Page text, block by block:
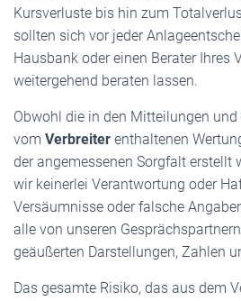
Kursverluste bis hin zum
sollten sich vor jeder
Hausbank oder einen Berater Ihres
weitergehend beraten lassen.
Obwohl die in den Mitteilungen
vom Verbreiter enthaltenen
der angemessenen Sorgfalt erstellt
wir keinerlei Verantwortung oder
Versäumnisse oder falsche
alle von unseren
geäußerten Darstellungen, Zahlen
Das gesamte Risiko, das aus dem